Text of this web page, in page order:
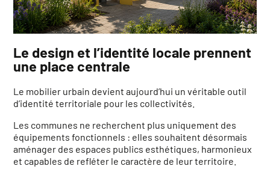
Le design et l’identité locale prennent
une place centrale
Le mobilier urbain devient aujourd’hui un véritable outil
d’identité territoriale pour les collectivités.
Les communes ne recherchent plus uniquement des
équipements fonctionnels : elles souhaitent désormais
aménager des espaces publics esthétiques, harmonieux
et capables de refléter le caractère de leur territoire.